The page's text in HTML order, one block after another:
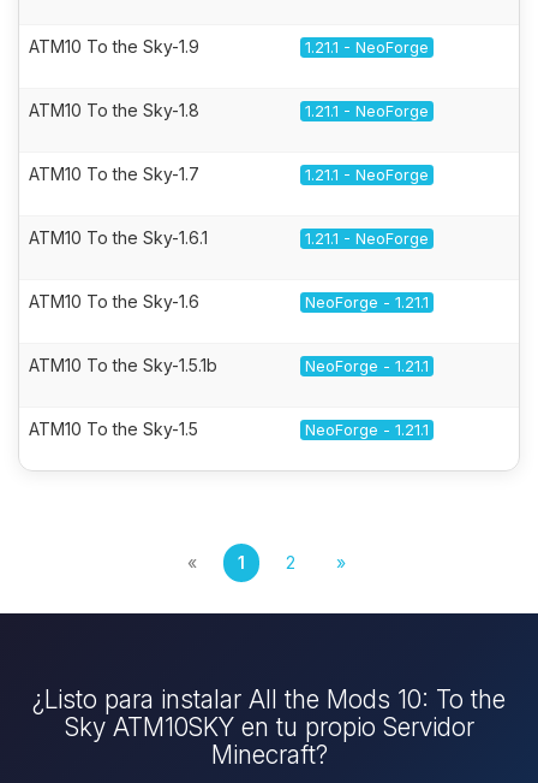
ATM10 To the Sky-1.9 1.21.1 - NeoForge
ATM10 To the Sky-1.8 1.21.1 - NeoForge
ATM10 To the Sky-1.7 1.21.1 - NeoForge
ATM10 To the Sky-1.6.1 1.21.1 - NeoForge
ATM10 To the Sky-1.6 NeoForge - 1.21.1
ATM10 To the Sky-1.5.1b NeoForge - 1.21.1
ATM10 To the Sky-1.5 NeoForge - 1.21.1
« 1 2 »
¿Listo para instalar All the Mods 10: To the
Sky ATM10SKY en tu propio Servidor
Minecraft?